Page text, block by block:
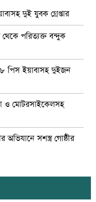
দুই যুবক গ্রেপ্তার
থেকে পরিত্যক্ত বন্দুক
পিস ইয়াবাসহ দুইজন
ও মোটরসাইকেলসহ
অভিযানে সশস্ত্র গোষ্ঠীর